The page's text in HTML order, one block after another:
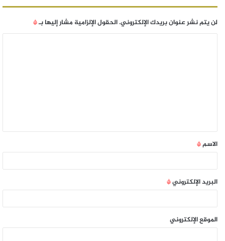
لن يتم نشر عنوان بريدك الإلكتروني.الحقول الإلزامية مشار إليها بـ*
الاسم*
البريد الإلكتروني*
الموقع الإلكتروني